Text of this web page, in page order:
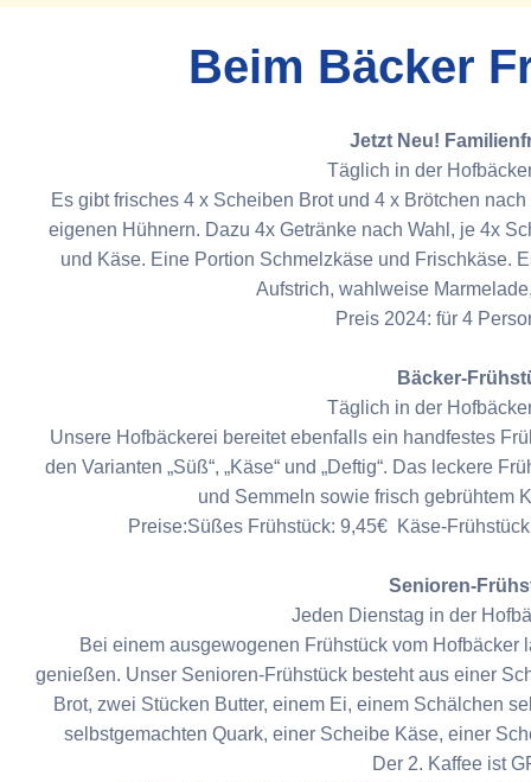
Beim Bäcker
Jetzt Neu!
Täglich in der
Es gibt frisches 4 x Scheiben Brot und 4 x Brötchen
eigenen Hühnern. Dazu 4x Getränke nach Wahl, je 4x
und Käse. Eine Portion Schmelzkäse und Frischkäse.
Aufstrich, wahlweise
Preis 2024: für 4
Bäcker-
Täglich in der
Unsere Hofbäckerei bereitet ebenfalls ein handfestes
den Varianten „Süß“, „Käse“ und „Deftig“. Das leckere
und Semmeln sowie frisch gebrühtem
Preise:Süßes Frühstück: 9,45€ Käse-
Senioren-
Jeden Dienstag in der
Bei einem ausgewogenen Frühstück vom
genießen. Unser Senioren-Frühstück besteht aus einer
Brot, zwei Stücken Butter, einem Ei, einem Schälchen
selbstgemachten Quark, einer Scheibe Käse, einer
Der 2. Kaffee ist